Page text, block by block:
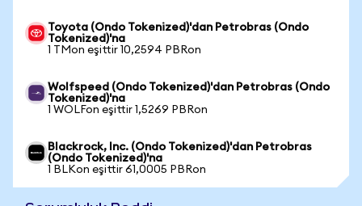
Toyota (Ondo Tokenized)'dan Petrobras (Ondo
Tokenized)'na
1 TMon eşittir 10,2594 PBRon
Wolfspeed (Ondo Tokenized)'dan Petrobras (Ondo
Tokenized)'na
1 WOLFon eşittir 1,5269 PBRon
Blackrock, Inc. (Ondo Tokenized)'dan Petrobras
(Ondo Tokenized)'na
1 BLKon eşittir 61,0005 PBRon